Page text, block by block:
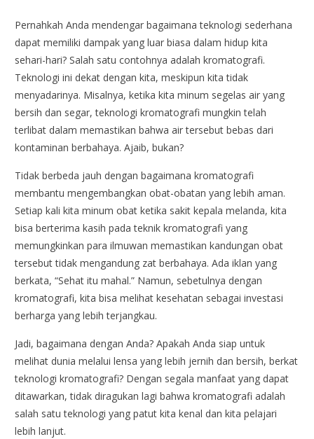
Pernahkah Anda mendengar bagaimana teknologi sederhana
dapat memiliki dampak yang luar biasa dalam hidup kita
sehari-hari? Salah satu contohnya adalah kromatografi.
Teknologi ini dekat dengan kita, meskipun kita tidak
menyadarinya. Misalnya, ketika kita minum segelas air yang
bersih dan segar, teknologi kromatografi mungkin telah
terlibat dalam memastikan bahwa air tersebut bebas dari
kontaminan berbahaya. Ajaib, bukan?
Tidak berbeda jauh dengan bagaimana kromatografi
membantu mengembangkan obat-obatan yang lebih aman.
Setiap kali kita minum obat ketika sakit kepala melanda, kita
bisa berterima kasih pada teknik kromatografi yang
memungkinkan para ilmuwan memastikan kandungan obat
tersebut tidak mengandung zat berbahaya. Ada iklan yang
berkata, “Sehat itu mahal.” Namun, sebetulnya dengan
kromatografi, kita bisa melihat kesehatan sebagai investasi
berharga yang lebih terjangkau.
Jadi, bagaimana dengan Anda? Apakah Anda siap untuk
melihat dunia melalui lensa yang lebih jernih dan bersih, berkat
teknologi kromatografi? Dengan segala manfaat yang dapat
ditawarkan, tidak diragukan lagi bahwa kromatografi adalah
salah satu teknologi yang patut kita kenal dan kita pelajari
lebih lanjut.